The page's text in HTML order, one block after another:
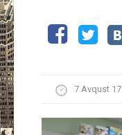
7 Avqust